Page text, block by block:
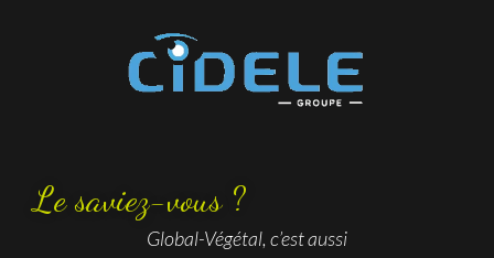
Le saviez-vous ?
Global-Végétal, c’est aussi